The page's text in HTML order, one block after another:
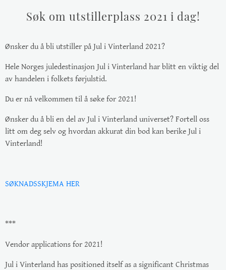
Søk om utstillerplass 2021 i dag!
Ønsker du å bli utstiller på Jul i Vinterland 2021?
Hele Norges juledestinasjon Jul i Vinterland har blitt en viktig del
av handelen i folkets førjulstid.
Du er nå velkommen til å søke for 2021!
Ønsker du å bli en del av Jul i Vinterland universet? Fortell oss
litt om deg selv og hvordan akkurat din bod kan berike Jul i
Vinterland!
SØKNADSSKJEMA HER
***
Vendor applications for 2021!
Jul i Vinterland has positioned itself as a significant Christmas